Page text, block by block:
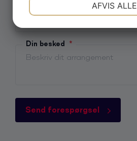
Din besked *
Send forespørgsel
AFVIS ALLE